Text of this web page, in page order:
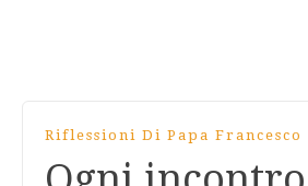
Riflessioni Di Papa Francesco